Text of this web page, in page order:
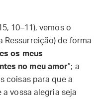
10–11), vemos o
Ressurreição) de forma
os meus
no meu amor”; a
coisas para que a
a vossa alegria seja